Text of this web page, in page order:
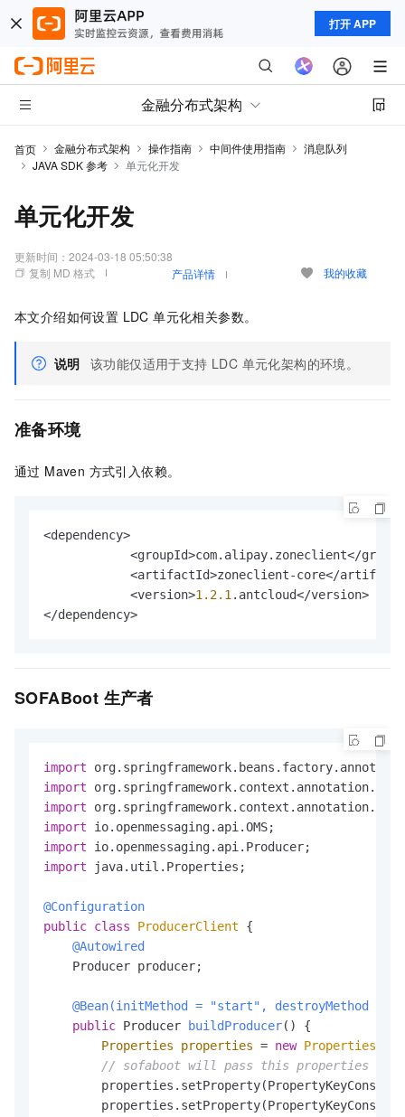
打开 APP
金融分布式架构
首页 金融分布式架构 操作指南 中间件使用指南
消息队列
JAVA SDK 参考
单元化开发
单元化开发
更新时间： 2024-03-18 05:50:38
复制 MD 格式
产品详情 我的收藏
本文介绍如何设置 LDC 单元化相关参数。
说明 该功能仅适用于支持 LDC 单元化架构的环境。
准备环境
通过 Maven 方式引入依赖。
<dependency>
<groupId>com.alipay.zoneclient</
<artifactId>zoneclient-core</
            <version>
1.2.1 .antcloud</version>
</dependency>
SOFABoot 生产者
import
import
import
import
import
import java.util.Properties;
@Configuration
public class ProducerClient {
@Autowired
    Producer producer;
@Bean(initMethod = "start", destroyMethod =
public Producer buildProducer()
{
Properties
properties = new Properties
// sofaboot will pass this properties by